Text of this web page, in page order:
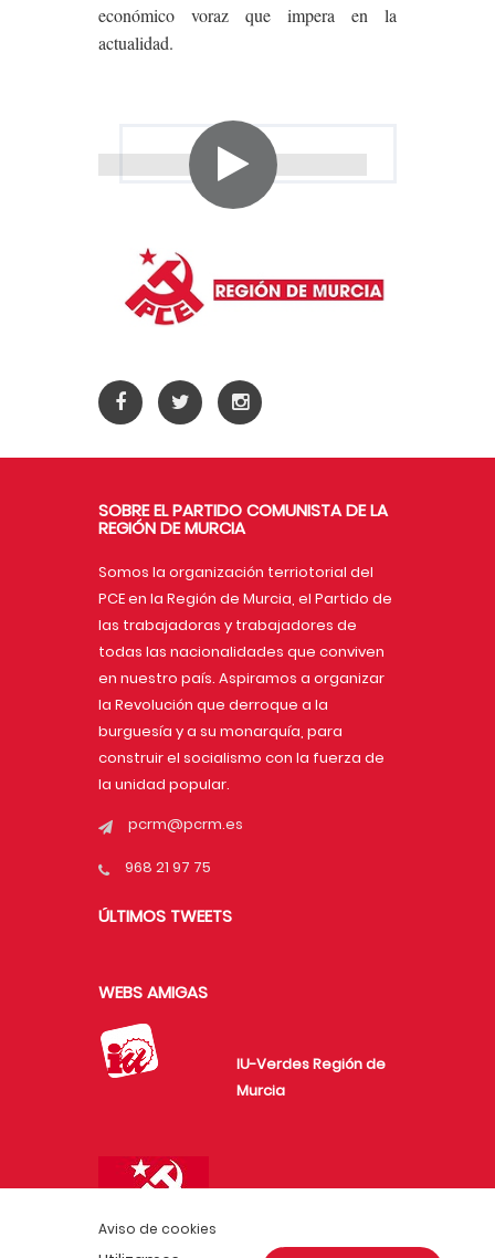
Aviso de cookies
económico voraz que impera en la
actualidad.
SOBRE EL PARTIDO COMUNISTA DE LA
REGIÓN DE MURCIA
Somos la organización terriotorial del
PCE en la Región de Murcia, el Partido de
las trabajadoras y trabajadores de
todas las nacionalidades que conviven
en nuestro país. Aspiramos a organizar
la Revolución que derroque a la
burguesía y a su monarquía, para
construir el socialismo con la fuerza de
la unidad popular.
pcrm@pcrm.es
968 21 97 75
ÚLTIMOS TWEETS
WEBS AMIGAS
IU-Verdes Región de
Murcia
España